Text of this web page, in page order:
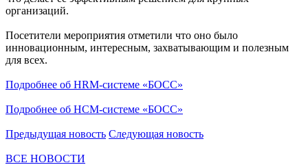
организаций.
Посетители мероприятия отметили что оно было
инновационным, интересным, захватывающим и полезным
для всех.
Подробнее об HRM-системе «БОСС»
Подробнее об HСM-системе «БОСС»
Предыдущая новость Следующая новость
ВСЕ НОВОСТИ